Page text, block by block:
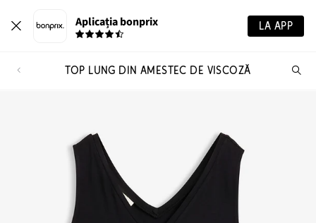
Aplicația bonprix LA APP
TOP LUNG DIN AMESTEC DE VISCOZĂ